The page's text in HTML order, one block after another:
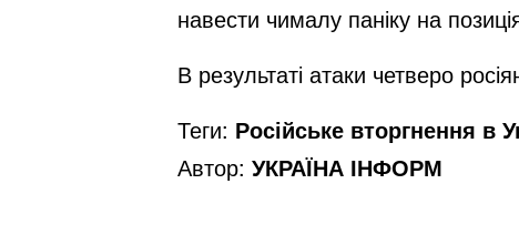
навести чималу паніку на
В результаті атаки четверо
Теги: Російське вторгнення в
Автор: УКРАЇНА ІНФОРМ